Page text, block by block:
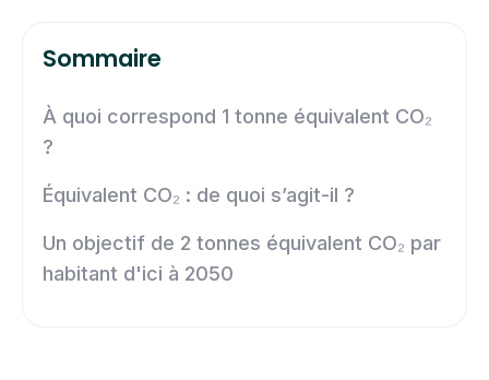
Sommaire
À quoi correspond 1 tonne équivalent CO₂
?
Équivalent CO₂ : de quoi s’agit-il ?
Un objectif de 2 tonnes équivalent CO₂ par
habitant d'ici à 2050